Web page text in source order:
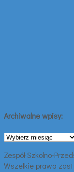
Archiwalne wpisy:
Archiwalne
Zespół Szkolno-
Wszelkie prawa